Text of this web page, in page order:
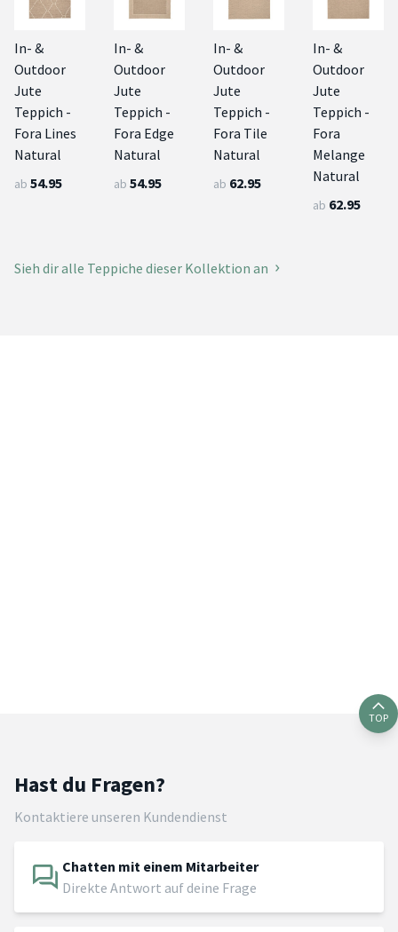
In- &
Outdoor
Jute
Teppich -
Fora Lines
Natural
ab 54.95
In- &
Outdoor
Jute
Teppich -
Fora Edge
Natural
ab 54.95
In- &
Outdoor
Jute
Teppich -
Fora Tile
Natural
ab 62.95
In- &
Outdoor
Jute
Teppich -
Fora
Melange
Natural
ab 62.95
Sieh dir alle Teppiche dieser Kollektion an
TOP
Hast du Fragen?
Kontaktiere unseren Kundendienst
Chatten mit einem Mitarbeiter
Direkte Antwort auf deine Frage